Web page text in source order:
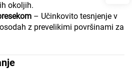
okoljih.
– Učinkovito tesnjenje v
z prevelikimi površinami za